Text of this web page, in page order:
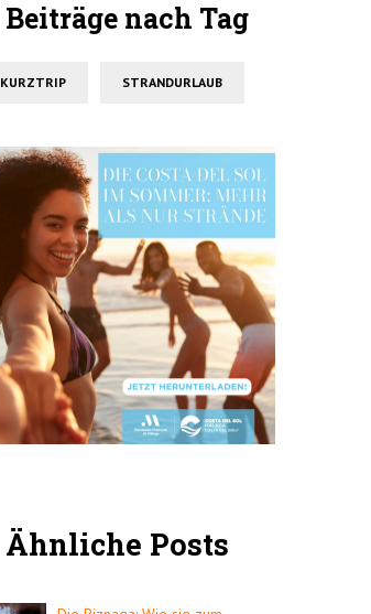
Beiträge nach Tag
KURZTRIP STRANDURLAUB
Ähnliche Posts